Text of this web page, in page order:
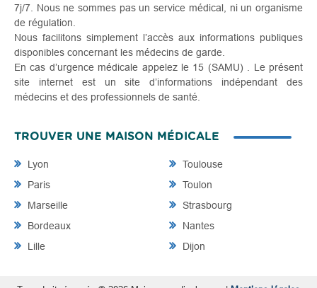
7j/7. Nous ne sommes pas un service médical, ni un organisme
de régulation.
Nous facilitons simplement l’accès aux informations publiques
disponibles concernant les médecins de garde.
En cas d’urgence médicale appelez le 15 (SAMU) . Le présent
site internet est un site d’informations indépendant des
médecins et des professionnels de santé.
TROUVER UNE MAISON MÉDICALE
Lyon
Paris
Marseille
Bordeaux
Lille
Toulouse
Toulon
Strasbourg
Nantes
Dijon